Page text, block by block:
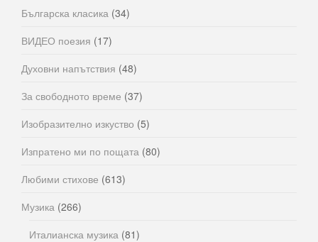
Българска класика (34)
ВИДЕО поезия (17)
Духовни напътствия (48)
За свободното време (37)
Изобразително изкуство (5)
Изпратено ми по пощата (80)
Любими стихове (613)
Музика (266)
Италианска музика (81)